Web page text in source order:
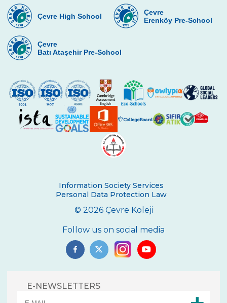
Çevre High School
Çevre
Erenköy Pre-School
Çevre
Batı Ataşehir Pre-School
Information Society Services
Personal Data Protection Law
© 2026 Çevre Koleji
Follow us on social media
E-NEWSLETTERS